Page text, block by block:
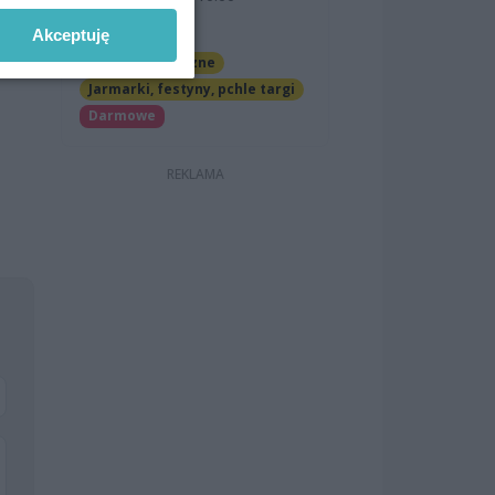
z
OFF Marina
Imprezy cykliczne
Jarmarki, festyny, pchle targi
Darmowe
Akceptuję